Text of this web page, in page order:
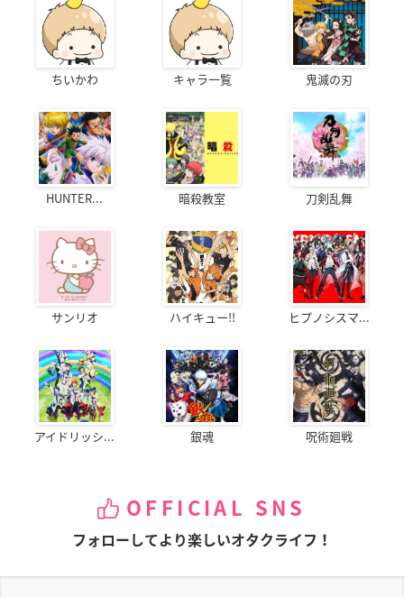
ちいかわ キャラ一覧 鬼滅の刃
HUNTER... 暗殺教室 刀剣乱舞
サンリオ ハイキュー!! ヒプノシスマ...
アイドリッシ... 銀魂 呪術廻戦
OFFICIAL SNS
フォローしてより楽しいオタクライフ！